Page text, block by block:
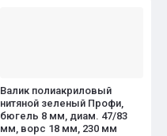
Валик полиакриловый
нитяной зеленый Профи,
бюгель 8 мм, диам. 47/83
мм, ворс 18 мм, 230 мм